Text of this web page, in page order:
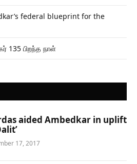
federal blueprint for the
135 பிறந்த நாள்
aided Ambedkar in uplift
17, 2017